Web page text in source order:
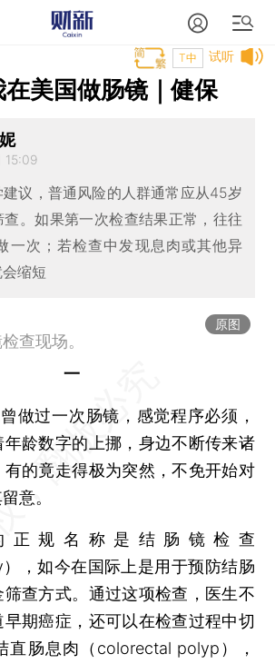
试听
T中
在美国做肠镜｜健保
15:09
议，普通风险的人群通常应从45岁
。如果第一次检查结果正常，往往
一次；若检查中发现息肉或其他异
缩短
原图
查现场。
一
过一次肠镜，感觉程序必须，
龄数字的上挪，身边不断传来诸
的竟走得极为突然，不免开始对
意。
规名称是结肠镜检查
），如今在国际上是用于预防结肠
查方式。通过这项检查，医生不
期癌症，还可以在检查过程中切
直肠息肉（colorectal polyp），